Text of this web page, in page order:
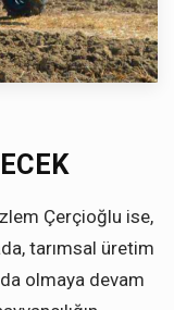
Çerçioğlu ise,
tarımsal üretim
olmaya devam